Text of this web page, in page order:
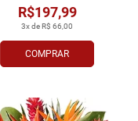
COMPRAR
3x de R$ 66,00
R$197,99